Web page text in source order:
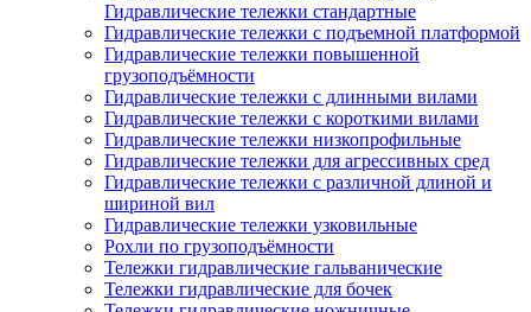
Гидравлические тележки стандартные
Гидравлические тележки с подъемной платформой
Гидравлические тележки повышенной
грузоподъёмности
Гидравлические тележки с длинными вилами
Гидравлические тележки с короткими вилами
Гидравлические тележки низкопрофильные
Гидравлические тележки для агрессивных сред
Гидравлические тележки с различной длиной и
шириной вил
Гидравлические тележки узковильные
Рохли по грузоподъёмности
Тележки гидравлические гальванические
Тележки гидравлические для бочек